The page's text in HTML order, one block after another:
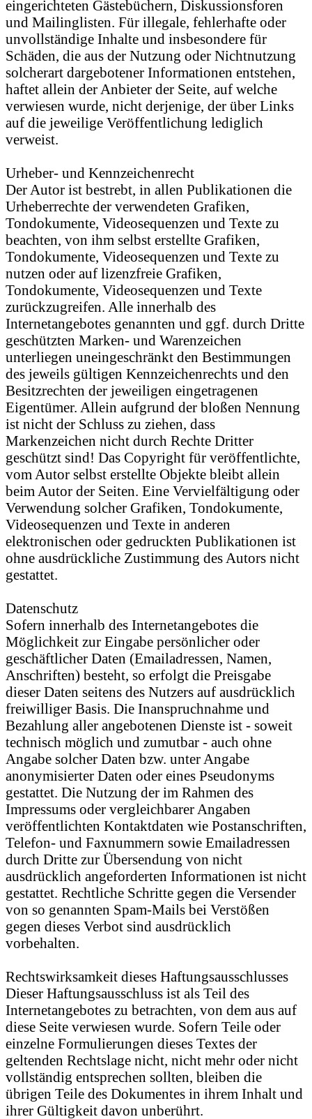
eingerichteten Gästebüchern, Diskussionsforen
und Mailinglisten. Für illegale, fehlerhafte oder
unvollständige Inhalte und insbesondere für
Schäden, die aus der Nutzung oder Nichtnutzung
solcherart dargebotener Informationen entstehen,
haftet allein der Anbieter der Seite, auf welche
verwiesen wurde, nicht derjenige, der über Links
auf die jeweilige Veröffentlichung lediglich
verweist.
Urheber- und Kennzeichenrecht
Der Autor ist bestrebt, in allen Publikationen die
Urheberrechte der verwendeten Grafiken,
Tondokumente, Videosequenzen und Texte zu
beachten, von ihm selbst erstellte Grafiken,
Tondokumente, Videosequenzen und Texte zu
nutzen oder auf lizenzfreie Grafiken,
Tondokumente, Videosequenzen und Texte
zurückzugreifen. Alle innerhalb des
Internetangebotes genannten und ggf. durch Dritte
geschützten Marken- und Warenzeichen
unterliegen uneingeschränkt den Bestimmungen
des jeweils gültigen Kennzeichenrechts und den
Besitzrechten der jeweiligen eingetragenen
Eigentümer. Allein aufgrund der bloßen Nennung
ist nicht der Schluss zu ziehen, dass
Markenzeichen nicht durch Rechte Dritter
geschützt sind! Das Copyright für veröffentlichte,
vom Autor selbst erstellte Objekte bleibt allein
beim Autor der Seiten. Eine Vervielfältigung oder
Verwendung solcher Grafiken, Tondokumente,
Videosequenzen und Texte in anderen
elektronischen oder gedruckten Publikationen ist
ohne ausdrückliche Zustimmung des Autors nicht
gestattet.
Datenschutz
Sofern innerhalb des Internetangebotes die
Möglichkeit zur Eingabe persönlicher oder
geschäftlicher Daten (Emailadressen, Namen,
Anschriften) besteht, so erfolgt die Preisgabe
dieser Daten seitens des Nutzers auf ausdrücklich
freiwilliger Basis. Die Inanspruchnahme und
Bezahlung aller angebotenen Dienste ist - soweit
technisch möglich und zumutbar - auch ohne
Angabe solcher Daten bzw. unter Angabe
anonymisierter Daten oder eines Pseudonyms
gestattet. Die Nutzung der im Rahmen des
Impressums oder vergleichbarer Angaben
veröffentlichten Kontaktdaten wie Postanschriften,
Telefon- und Faxnummern sowie Emailadressen
durch Dritte zur Übersendung von nicht
ausdrücklich angeforderten Informationen ist nicht
gestattet. Rechtliche Schritte gegen die Versender
von so genannten Spam-Mails bei Verstößen
gegen dieses Verbot sind ausdrücklich
vorbehalten.
Rechtswirksamkeit dieses Haftungsausschlusses
Dieser Haftungsausschluss ist als Teil des
Internetangebotes zu betrachten, von dem aus auf
diese Seite verwiesen wurde. Sofern Teile oder
einzelne Formulierungen dieses Textes der
geltenden Rechtslage nicht, nicht mehr oder nicht
vollständig entsprechen sollten, bleiben die
übrigen Teile des Dokumentes in ihrem Inhalt und
ihrer Gültigkeit davon unberührt.